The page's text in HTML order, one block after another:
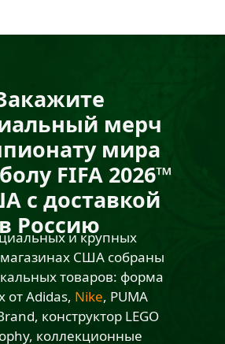
мерч
мира
FIFA 2026™
с доставкой
в Россиюи крупных
США собраны
товаров: форма
от Adidas, Nike, PUMA
конструктор LEGO
коллекционные